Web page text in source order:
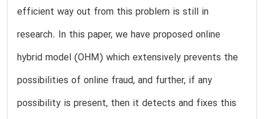
efficient way out from this problem is still in
research. In this paper, we have proposed online
hybrid model (OHM) which extensively prevents the
possibilities of online fraud, and further, if any
possibility is present, then it detects and fixes this